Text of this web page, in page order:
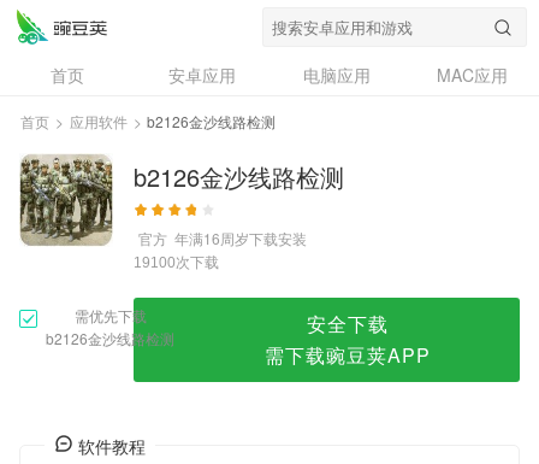
b2126金沙线路检测
首页 安卓应用 电脑应用
MAC应用
资讯
专题
问答
首页 > 应用软件 > b2126金沙线路检测
b2126金沙线路检测
官方 年满16周岁下载安装
19100次下载
需优先下载
b2126金沙线路检测
安全下载
需下载豌豆荚APP
软件教程